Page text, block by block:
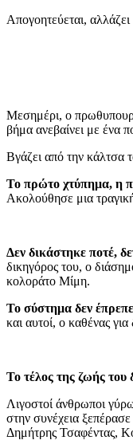
Απογοητεύεται,
Μεσημέρι, ο
βήμα ανεβαίνει με ένα
Βγάζει από την κάλτσα
Το πρώτο χτύπημα, η
Ακολούθησε μια
Δεν δικάστηκε ποτέ,
δικηγόρος του, ο
κολοράτο Μίμη.
Το σύστημα δεν
και αυτοί, ο καθένας
Το τέλος της ζωής του
Λιγοστοί άνθρωποι
στην συνέχεια
Δημήτρης Τσαφέντας,